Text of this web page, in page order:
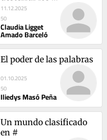
estereotipos?
11.12.2025
50
Claudia Ligget
Amado Barceló
El poder de las palabras
01.10.2025
50
Iliedys Masó Peña
Un mundo clasificado
en #